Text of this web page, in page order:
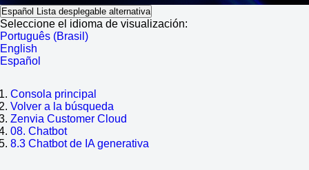
Español Lista desplegable alternativa
Seleccione el idioma de visualización:
Português (Brasil)
English
Español
Consola principal
Volver a la búsqueda
Zenvia Customer Cloud
08. Chatbot
8.3 Chatbot de IA generativa